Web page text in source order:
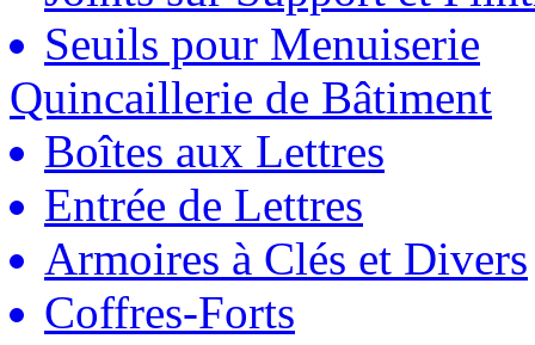
Seuils pour Menuiserie
Quincaillerie de Bâtiment
Boîtes aux Lettres
Entrée de Lettres
Armoires à Clés et Divers
Coffres-Forts